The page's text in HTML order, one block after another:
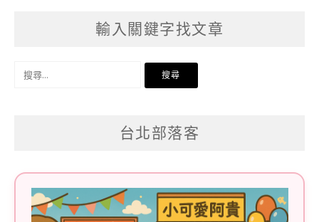
輸入關鍵字找文章
搜
台北部落客